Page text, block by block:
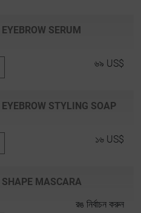
EYEBROW SERUM
৬৯ US$
EYEBROW STYLING SOAP
১৬ US$
SHAPE MASCARA
রঙ নির্বাচন করুন